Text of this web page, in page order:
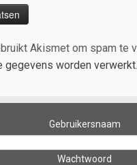
Akismet om spam te
gegevens worden verwerkt.
Gebruikersnaam
Wachtwoord